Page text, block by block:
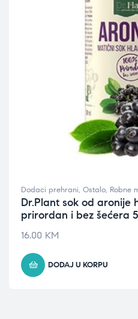
Dodaci prehrani, Ostalo, Robne
Dr.Plant sok od aronije
prirordan i bez šećera
16.00 KM
DODAJ U KORPU